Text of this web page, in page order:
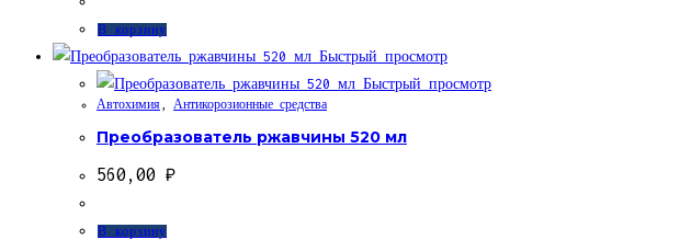
В корзину
Быстрый просмотр
Быстрый просмотр
Автохимия Антикорозионные средства
Преобразователь ржавчины 520 мл
560,00 ₽
В корзину